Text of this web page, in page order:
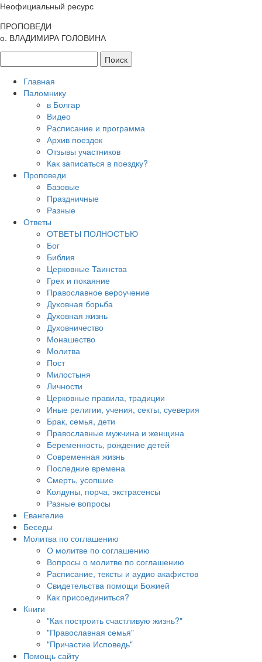
Неофициальный ресурс
ПРОПОВЕДИ
о. ВЛАДИМИРА ГОЛОВИНА
Главная
Паломнику
в Болгар
Видео
Расписание и программа
Архив поездок
Отзывы участников
Как записаться в поездку?
Проповеди
Базовые
Праздничные
Разные
Ответы
ОТВЕТЫ ПОЛНОСТЬЮ
Бог
Библия
Церковные Таинства
Грех и покаяние
Православное вероучение
Духовная борьба
Духовная жизнь
Духовничество
Монашество
Молитва
Пост
Милостыня
Личности
Церковные правила, традиции
Иные религии, учения, секты, суеверия
Брак, семья, дети
Православные мужчина и женщина
Беременность, рождение детей
Современная жизнь
Последние времена
Смерть, усопшие
Колдуны, порча, экстрасенсы
Разные вопросы
Евангелие
Беседы
Молитва по соглашению
О молитве по соглашению
Вопросы о молитве по соглашению
Расписание, тексты и аудио акафистов
Свидетельства помощи Божией
Как присоединиться?
Книги
"Как построить счастливую жизнь?"
"Православная семья"
"Причастие Исповедь"
Помощь сайту